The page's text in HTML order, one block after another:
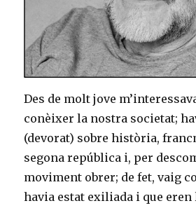
Des de molt jove
conèixer la nostra societat;
(devorat) sobre història,
segona república i, per
moviment obrer; de fet, vaig
havia estat exiliada i que